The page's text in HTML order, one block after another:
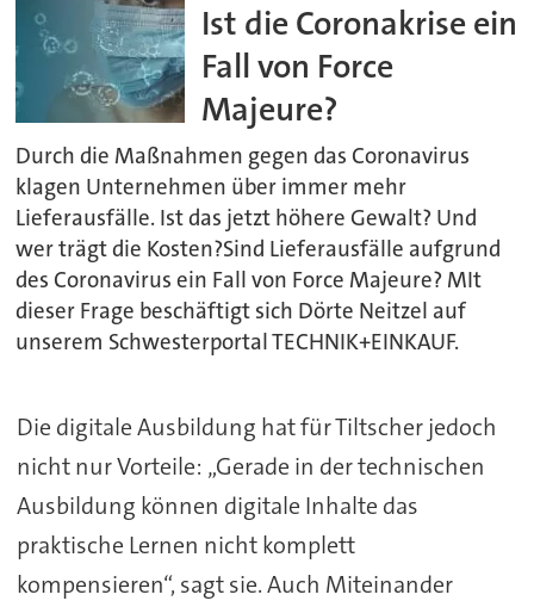
Ist die Coronakrise ein
Fall von Force
Majeure?
Durch die Maßnahmen gegen das Coronavirus
klagen Unternehmen über immer mehr
Lieferausfälle. Ist das jetzt höhere Gewalt? Und
wer trägt die Kosten?Sind Lieferausfälle aufgrund
des Coronavirus ein Fall von Force Majeure? MIt
dieser Frage beschäftigt sich Dörte Neitzel auf
unserem Schwesterportal TECHNIK+EINKAUF.
Die digitale Ausbildung hat für Tiltscher jedoch
nicht nur Vorteile: „Gerade in der technischen
Ausbildung können digitale Inhalte das
praktische Lernen nicht komplett
kompensieren“, sagt sie. Auch Miteinander